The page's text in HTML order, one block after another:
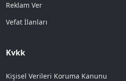
Reklam Ver
Vefat İlanları
Kvkk
Kişisel Verileri Koruma Kanunu